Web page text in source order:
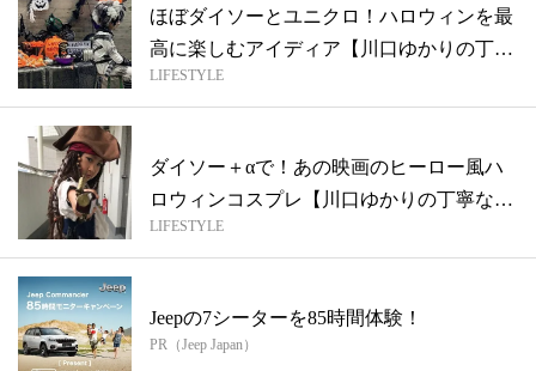
ほぼダイソーとユニクロ！ハロウィンを最
高に楽しむアイディア【川口ゆかりの丁寧
な暮...
LIFESTYLE
ダイソー＋αで！あの映画のヒーロー風ハ
ロウィンコスプレ【川口ゆかりの丁寧な暮
らし...
LIFESTYLE
Jeepの7シーターを85時間体験！
PR（Jeep Japan）